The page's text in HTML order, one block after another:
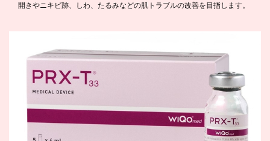
開きやニキビ跡、しわ、たるみなどの肌トラブルの改善を目指します。